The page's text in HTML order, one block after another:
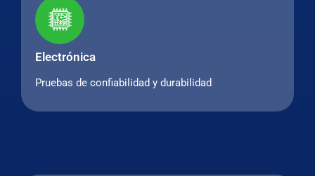
Electrónica
Pruebas de confiabilidad y durabilidad